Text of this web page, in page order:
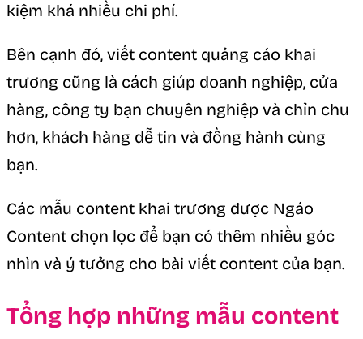
kiệm khá nhiều chi phí.
Bên cạnh đó, viết content quảng cáo khai
trương cũng là cách giúp doanh nghiệp, cửa
hàng, công ty bạn chuyên nghiệp và chỉn chu
hơn, khách hàng dễ tin và đồng hành cùng
bạn.
Các mẫu content khai trương được Ngáo
Content chọn lọc để bạn có thêm nhiều góc
nhìn và ý tưởng cho bài viết content của bạn.
Tổng hợp những mẫu content